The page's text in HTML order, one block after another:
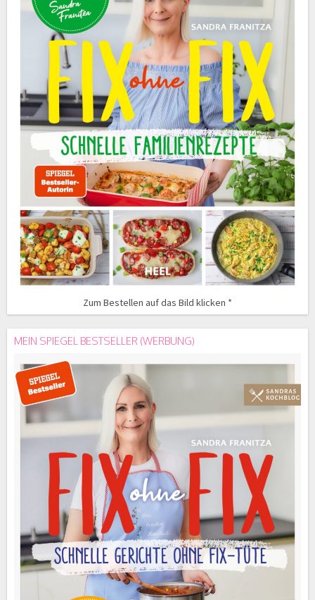
Zum Bestellen auf das Bild klicken *
MEIN SPIEGEL BESTSELLER (WERBUNG)